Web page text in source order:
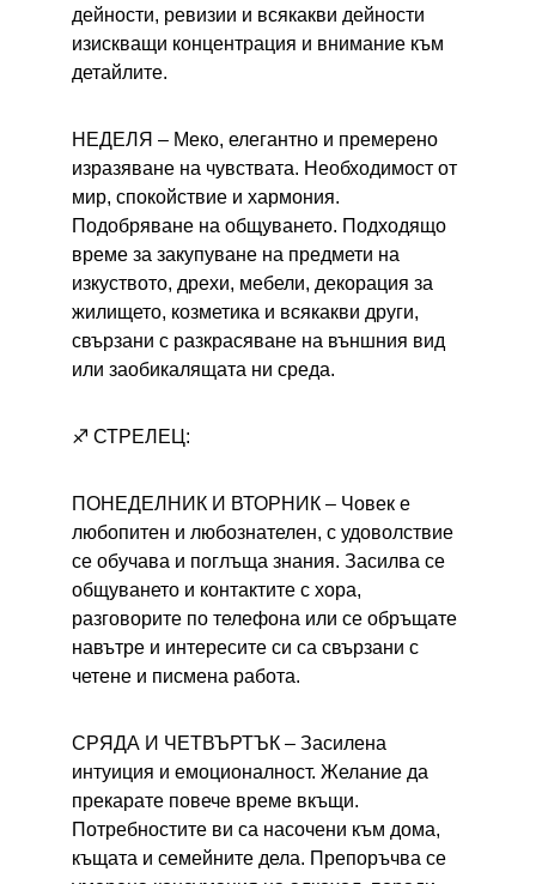
дейности, ревизии и всякакви дейности
изискващи концентрация и внимание към
детайлите.
НЕДЕЛЯ – Меко, елегантно и премерено
изразяване на чувствата. Необходимост от
мир, спокойствие и хармония.
Подобряване на общуването. Подходящо
време за закупуване на предмети на
изкуството, дрехи, мебели, декорация за
жилището, козметика и всякакви други,
свързани с разкрасяване на външния вид
или заобикалящата ни среда.
♐ СТРЕЛЕЦ:
ПОНЕДЕЛНИК И ВТОРНИК – Човек е
любопитен и любознателен, с удоволствие
се обучава и поглъща знания. Засилва се
общуването и контактите с хора,
разговорите по телефона или се обръщате
навътре и интересите си са свързани с
четене и писмена работа.
СРЯДА И ЧЕТВЪРТЪК – Засилена
интуиция и емоционалност. Желание да
прекарате повече време вкъщи.
Потребностите ви са насочени към дома,
къщата и семейните дела. Препоръчва се